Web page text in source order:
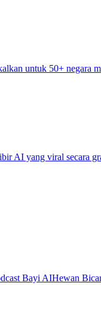
untuk 50+ negara
AI yang viral secara
Bayi AIHewan